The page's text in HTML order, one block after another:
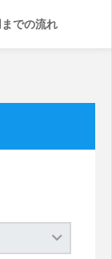
での流れ